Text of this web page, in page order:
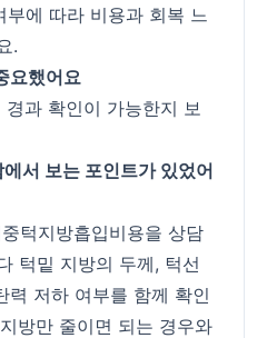
에 따라 비용과 회복 느
.
요했어요
과 확인이 가능한지 보
서 보는 포인트가 있었어
턱지방흡입비용을 상담
턱밑 지방의 두께, 턱선
력 저하 여부를 함께 확인
방만 줄이면 되는 경우와